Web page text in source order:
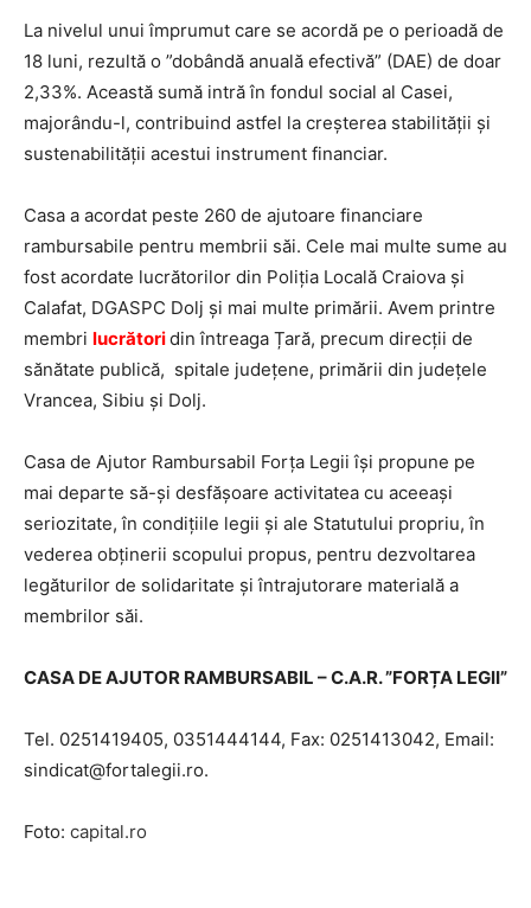
La nivelul unui împrumut care se acordă pe o perioadă de
18 luni, rezultă o ”dobândă anuală efectivă” (DAE) de doar
2,33%. Această sumă intră în fondul social al Casei,
majorându-l, contribuind astfel la creșterea stabilității și
sustenabilității acestui instrument financiar.
Casa a acordat peste 260 de ajutoare financiare
rambursabile pentru membrii săi. Cele mai multe sume au
fost acordate lucrătorilor din Poliția Locală Craiova și
Calafat, DGASPC Dolj și mai multe primării. Avem printre
membri lucrătoridin întreaga Țară, precum direcţii de
sănătate publică, spitale județene, primării din județele
Vrancea, Sibiu și Dolj.
Casa de Ajutor Rambursabil Forţa Legii îşi propune pe
mai departe să-şi desfăşoare activitatea cu aceeaşi
seriozitate, în condiţiile legii şi ale Statutului propriu, în
vederea obţinerii scopului propus, pentru dezvoltarea
legăturilor de solidaritate şi întrajutorare materială a
membrilor săi.
CASA DE AJUTOR RAMBURSABIL – C.A.R. ”FORȚA LEGII”
Tel. 0251419405, 0351444144, Fax: 0251413042, Email:
sindicat@fortalegii.ro.
Foto: capital.ro